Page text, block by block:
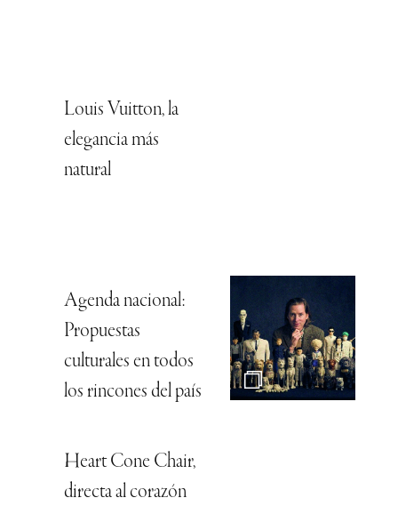
Louis Vuitton, la
elegancia más
natural
Agenda nacional:
Propuestas
culturales en todos
los rincones del país
Heart Cone Chair,
directa al corazón